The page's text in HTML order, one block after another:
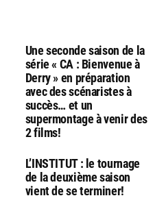
Une seconde saison de la
série « CA : Bienvenue à
Derry » en préparation
avec des scénaristes à
succès… et un
supermontage à venir des
2 films!
L’INSTITUT : le tournage
de la deuxième saison
vient de se terminer!